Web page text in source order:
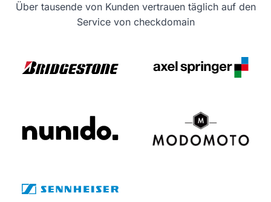
Über tausende von Kunden vertrauen täglich auf den
Service von checkdomain